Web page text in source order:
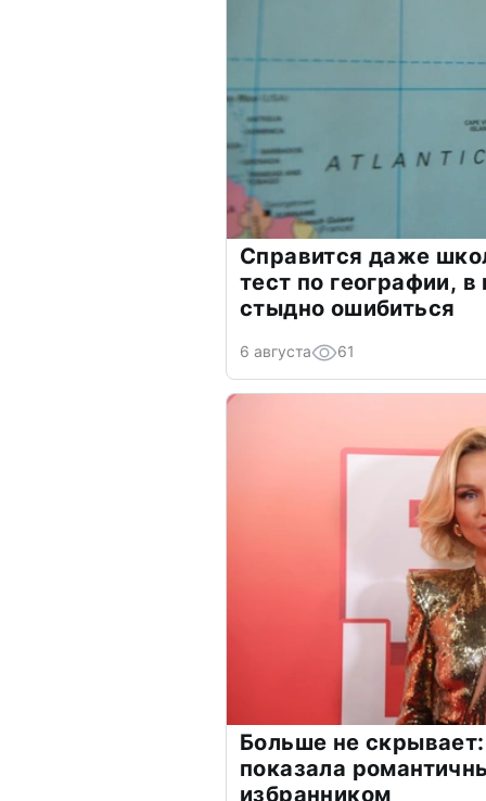
Справится даже
тест по географии,
стыдно ошибиться
6 августа 61
Больше не
показала
избранником